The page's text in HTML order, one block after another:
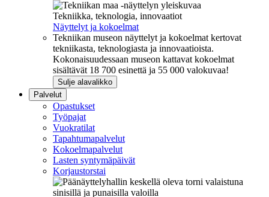
Tekniikka, teknologia, innovaatiot
Näyttelyt ja kokoelmat
Tekniikan museon näyttelyt ja kokoelmat kertovat
tekniikasta, teknologiasta ja innovaatioista.
Kokonaisuudessaan museon kattavat kokoelmat
sisältävät 18 700 esinettä ja 55 000 valokuvaa!
Sulje alavalikko
Palvelut
Opastukset
Työpajat
Vuokratilat
Tapahtumapalvelut
Kokoelmapalvelut
Lasten syntymäpäivät
Korjaustorstai